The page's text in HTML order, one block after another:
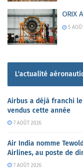
ORIX
5
L'actualité
Airbus a déjà franchi
vendus cette année
7 AOÛT 2026
Air India nomme
Airlines, au poste de
7 AOÛT 2026